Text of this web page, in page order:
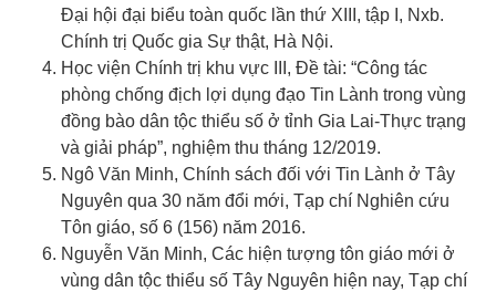
Đại hội đại biểu toàn quốc lần thứ XIII, tập I, Nxb.
Chính trị Quốc gia Sự thật, Hà Nội.
Học viện Chính trị khu vực III, Đề tài: “Công tác
phòng chống địch lợi dụng đạo Tin Lành trong vùng
đồng bào dân tộc thiểu số ở tỉnh Gia Lai-Thực trạng
và giải pháp”, nghiệm thu tháng 12/2019.
Ngô Văn Minh, Chính sách đối với Tin Lành ở Tây
Nguyên qua 30 năm đổi mới, Tạp chí Nghiên cứu
Tôn giáo, số 6 (156) năm 2016.
Nguyễn Văn Minh, Các hiện tượng tôn giáo mới ở
vùng dân tộc thiểu số Tây Nguyên hiện nay, Tạp chí